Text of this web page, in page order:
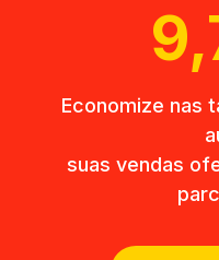
Economize nas
suas vendas